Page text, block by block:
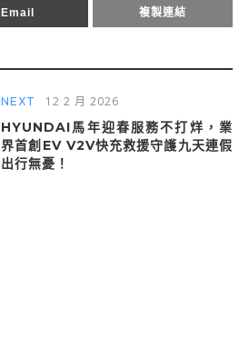
Email 複製連結
NEXT 12 2 月 2026
HYUNDAI馬年迎春服務不打烊，業
界首創EV V2V快充救援守護九天連假
出行無憂！